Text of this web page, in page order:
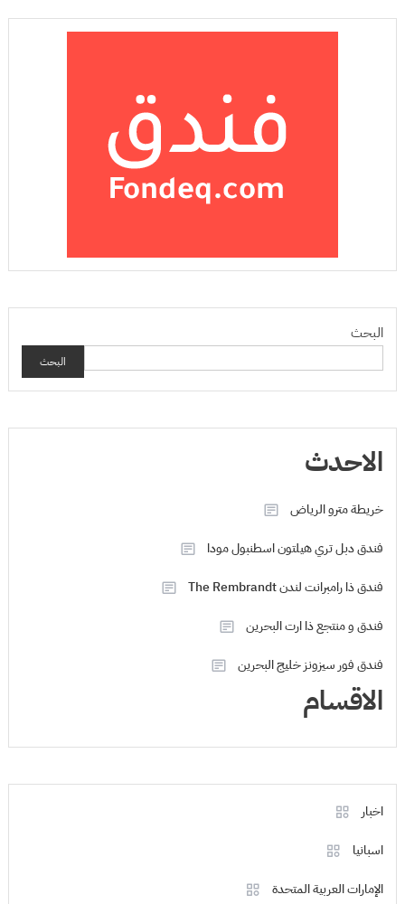
البحث
البحث
الاحدث
خريطة مترو الرياض
فندق دبل تري هيلتون اسطنبول مودا
فندق ذا رامبرانت لندن The Rembrandt
فندق و منتجع ذا ارت البحرين
فندق فور سيزونز خليج البحرين
الاقسام
اخبار
اسبانيا
الإمارات العربية المتحدة